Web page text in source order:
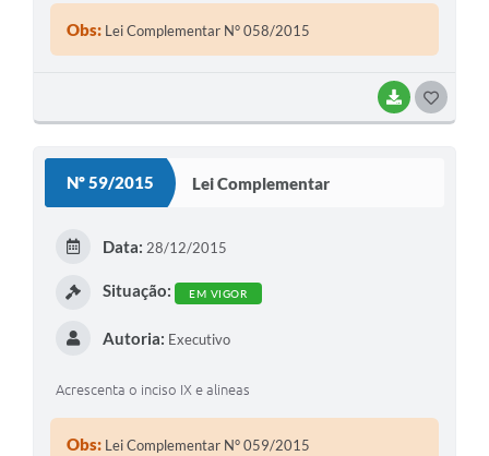
BAIXAR
Obs: Lei Complementar N° 058/2015
Nº 59/2015 Lei Complementar
Data: 28/12/2015
Situação: EM VIGOR
Autoria: Executivo
Acrescenta o inciso IX e alineas
Obs: Lei Complementar N° 059/2015